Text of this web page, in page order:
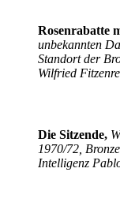
Rosenrabatte
unbekannten
Standort der
Wilfried
Die Sitzende,
1970/72,
Intelligenz